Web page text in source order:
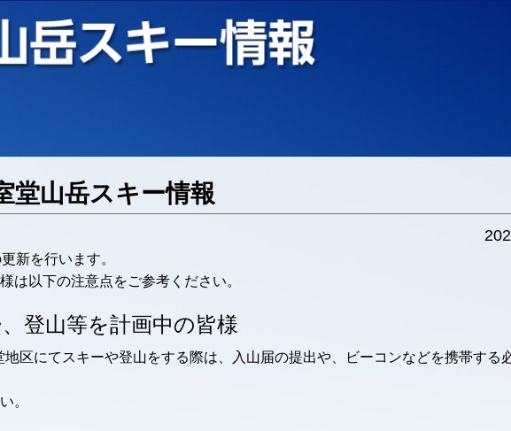
堂山岳スキー情報
新を行います。
は以下の注意点をご参考ください。
登山等を計画中の皆様
区にてスキーや登山をする際は、入山届の提出や、ビーコンなどを携帯する
。